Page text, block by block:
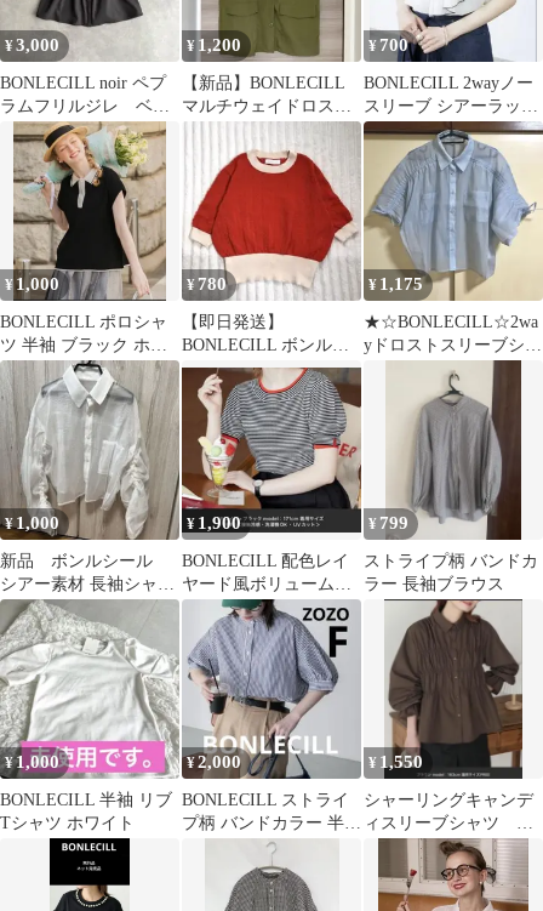
¥3,000
BONLECILL noir ペプ
ラムフリルジレ ベス
ト チャコールグレ
ー L
¥ 1,200
【新品】BONLECILL
マルチウェイドロスト
¥700
BONLECILL 2wayノー
スリーブ シアーラッフ
ルブラウス
¥1,000
BONLECILL ポロシャ
ツ 半袖 ブラック ホワ
イト
¥780
【即日発送】
BONLECILL ボンルシ
ール 配色リブ 透かし編
みニット F
¥ 1,175
★☆BONLECILL☆2wa
yドロストスリーブシア
ーギャザーシャツ
¥ 1,000
新品 ボンルシール
シアー素材 長袖シャツ
ホワイト
¥ 1,900
BONLECILL 配色レイ
ヤード風ボリュームス
リーブ リブニットプル
オーバー
¥ 799
ストライプ柄 バンドカ
ラー 長袖ブラウス
¥1,000
BONLECILL 半袖 リブ
Tシャツ ホワイト
¥2,000
BONLECILL ストライ
プ柄 バンドカラー 半袖
シャツ ネイビー系
¥ 1,550
シャーリングキャンデ
ィスリーブシャツ ボ
ンルシール トップ
ス 長袖 ブラウス